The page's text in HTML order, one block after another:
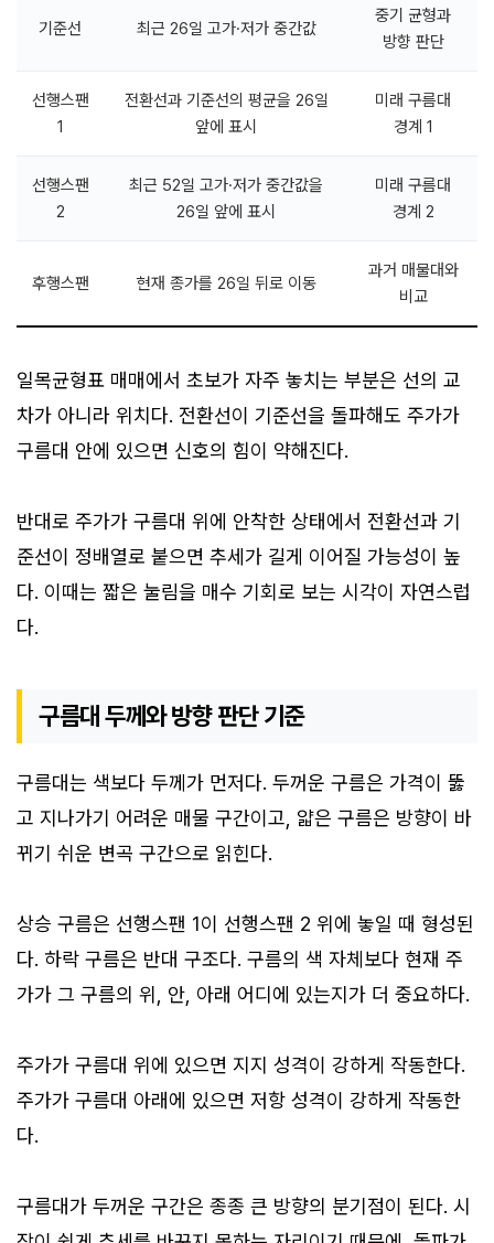
기준선 최근 26일 고가·저가 중간값
중기 균형과
방향 판단
선행스팬
1
전환선과 기준선의 평균을 26일
앞에 표시
미래 구름대
경계 1
선행스팬
2
최근 52일 고가·저가 중간값을
26일 앞에 표시
미래 구름대
경계 2
후행스팬 현재 종가를 26일 뒤로 이동
과거 매물대와
비교
일목균형표 매매에서 초보가 자주 놓치는 부분은 선의 교
차가 아니라 위치다. 전환선이 기준선을 돌파해도 주가가
구름대 안에 있으면 신호의 힘이 약해진다.
반대로 주가가 구름대 위에 안착한 상태에서 전환선과 기
준선이 정배열로 붙으면 추세가 길게 이어질 가능성이 높
다. 이때는 짧은 눌림을 매수 기회로 보는 시각이 자연스럽
다.
구름대 두께와 방향 판단 기준
구름대는 색보다 두께가 먼저다. 두꺼운 구름은 가격이 뚫
고 지나가기 어려운 매물 구간이고, 얇은 구름은 방향이 바
뀌기 쉬운 변곡 구간으로 읽힌다.
상승 구름은 선행스팬 1이 선행스팬 2 위에 놓일 때 형성된
다. 하락 구름은 반대 구조다. 구름의 색 자체보다 현재 주
가가 그 구름의 위, 안, 아래 어디에 있는지가 더 중요하다.
주가가 구름대 위에 있으면 지지 성격이 강하게 작동한다.
주가가 구름대 아래에 있으면 저항 성격이 강하게 작동한
다.
구름대가 두꺼운 구간은 종종 큰 방향의 분기점이 된다. 시